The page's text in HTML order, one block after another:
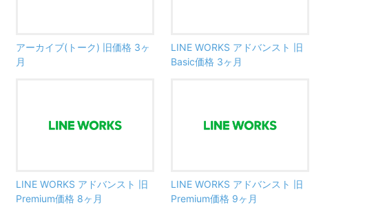
アーカイブ(トーク) 旧価格 3ヶ
月
LINE WORKS アドバンスト 旧
Basic価格 3ヶ月
LINE WORKS アドバンスト 旧
Premium価格 8ヶ月
LINE WORKS アドバンスト 旧
Premium価格 9ヶ月